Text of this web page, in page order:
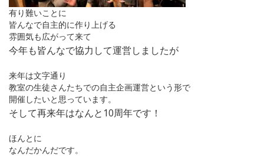
有り難いことに
皆んなで自主的に作り上げる
雰囲気も広がって来て
今年も皆んなで協力して運営しましたが
来年は文字通り
教室の生徒さんたちでの自主企画運営という形で
開催したいと思っています。
そして再来年はなんと10周年です！
ほんとに
なんだかんだです。